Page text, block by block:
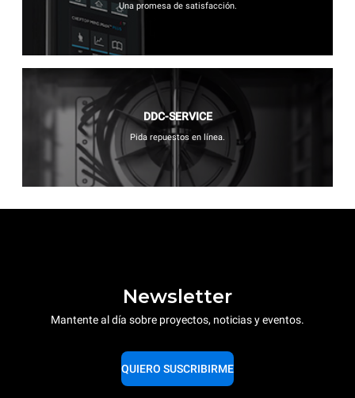
Una promesa de satisfacción.
DDC-SERVICE
Pida repuestos en línea.
Newsletter
Mantente al día sobre proyectos, noticias y eventos.
QUIERO SUSCRIBIRME